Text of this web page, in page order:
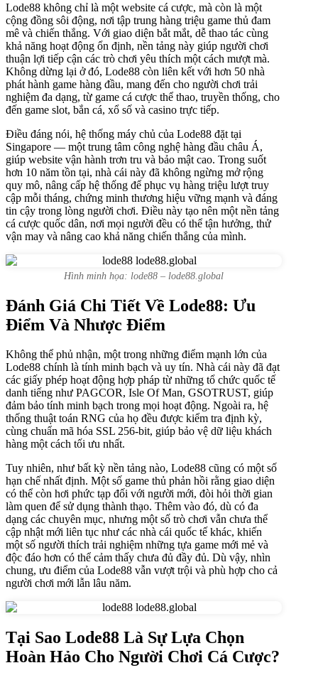
Lode88 không chỉ là một website cá cược, mà còn là một
cộng đồng sôi động, nơi tập trung hàng triệu game thủ đam
mê và chiến thắng. Với giao diện bắt mắt, dễ thao tác cùng
khả năng hoạt động ổn định, nền tảng này giúp người chơi
thuận lợi tiếp cận các trò chơi yêu thích một cách mượt mà.
Không dừng lại ở đó, Lode88 còn liên kết với hơn 50 nhà
phát hành game hàng đầu, mang đến cho người chơi trải
nghiệm đa dạng, từ game cá cược thể thao, truyền thống, cho
đến game slot, bắn cá, xổ số và casino trực tiếp.
Điều đáng nói, hệ thống máy chủ của Lode88 đặt tại
Singapore — một trung tâm công nghệ hàng đầu châu Á,
giúp website vận hành trơn tru và bảo mật cao. Trong suốt
hơn 10 năm tồn tại, nhà cái này đã không ngừng mở rộng
quy mô, nâng cấp hệ thống để phục vụ hàng triệu lượt truy
cập mỗi tháng, chứng minh thương hiệu vững mạnh và đáng
tin cậy trong lòng người chơi. Điều này tạo nên một nền tảng
cá cược quốc dân, nơi mọi người đều có thể tận hưởng, thử
vận may và nâng cao khả năng chiến thắng của mình.
Hình minh họa: lode88 – lode88.global
Đánh Giá Chi Tiết Về Lode88: Ưu
Điểm Và Nhược Điểm
Không thể phủ nhận, một trong những điểm mạnh lớn của
Lode88 chính là tính minh bạch và uy tín. Nhà cái này đã đạt
các giấy phép hoạt động hợp pháp từ những tổ chức quốc tế
danh tiếng như PAGCOR, Isle Of Man, GSOTRUST, giúp
đảm bảo tính minh bạch trong mọi hoạt động. Ngoài ra, hệ
thống thuật toán RNG của họ đều được kiểm tra định kỳ,
cùng chuẩn mã hóa SSL 256-bit, giúp bảo vệ dữ liệu khách
hàng một cách tối ưu nhất.
Tuy nhiên, như bất kỳ nền tảng nào, Lode88 cũng có một số
hạn chế nhất định. Một số game thủ phản hồi rằng giao diện
có thể còn hơi phức tạp đối với người mới, đòi hỏi thời gian
làm quen để sử dụng thành thạo. Thêm vào đó, dù có đa
dạng các chuyên mục, nhưng một số trò chơi vẫn chưa thể
cập nhật mới liên tục như các nhà cái quốc tế khác, khiến
một số người thích trải nghiệm những tựa game mới mẻ và
độc đáo hơn có thể cảm thấy chưa đủ đầy đủ. Dù vậy, nhìn
chung, ưu điểm của Lode88 vẫn vượt trội và phù hợp cho cả
người chơi mới lẫn lâu năm.
Tại Sao Lode88 Là Sự Lựa Chọn
Hoàn Hảo Cho Người Chơi Cá Cược?